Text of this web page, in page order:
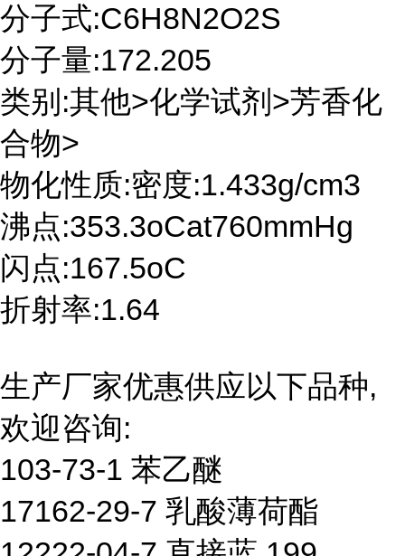
分子式:C6H8N2O2S
分子量:172.205
类别:其他>化学试剂>芳香化
合物>
物化性质:密度:1.433g/cm3
沸点:353.3oCat760mmHg
闪点:167.5oC
折射率:1.64
生产厂家优惠供应以下品种,
欢迎咨询:
103-73-1 苯乙醚
17162-29-7 乳酸薄荷酯